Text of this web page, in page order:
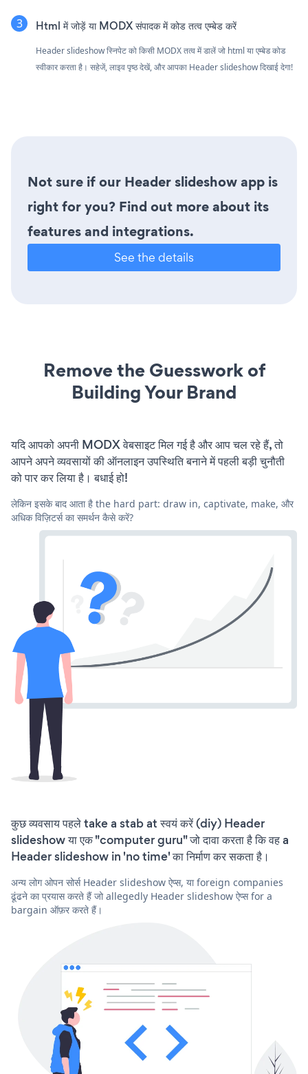
Html में जोड़ें या MODX संपादक में कोड तत्व एम्बेड करें
Header slideshow स्निपेट को किसी MODX तत्व में डालें जो html या एम्बेड कोड
स्वीकार करता है। सहेजें, लाइव पृष्ठ देखें, और आपका Header slideshow दिखाई देगा!
Not sure if our Header slideshow app is
right for you? Find out more about its
features and integrations.
See the details
Remove the Guesswork of
Building Your Brand
यदि आपको अपनी MODX वेबसाइट मिल गई है और आप चल रहे हैं, तो
आपने अपने व्यवसायों की ऑनलाइन उपस्थिति बनाने में पहली बड़ी चुनौती
को पार कर लिया है। बधाई हो!
लेकिन इसके बाद आता है the hard part: draw in, captivate, make, और
अधिक विज़िटर्स का समर्थन कैसे करें?
कुछ व्यवसाय पहले take a stab at स्वयं करें (diy) Header
slideshow या एक "computer guru" जो दावा करता है कि वह a
Header slideshow in 'no time' का निर्माण कर सकता है।
अन्य लोग ओपन सोर्स Header slideshow ऐप्स, या foreign companies
ढूंढने का प्रयास करते हैं जो allegedly Header slideshow ऐप्स for a
bargain ऑफ़र करते हैं।